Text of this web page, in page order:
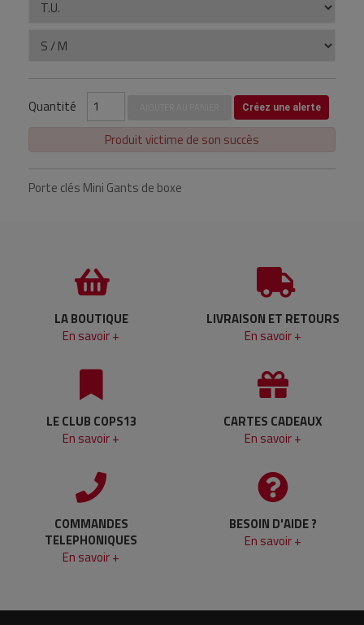
Quantité Créez une alerte
Produit victime de son succès
Porte clés Mini Gants de boxe
LA BOUTIQUE
En savoir +
LIVRAISON ET RETOURS
En savoir +
LE CLUB COPS13
En savoir +
CARTES CADEAUX
En savoir +
COMMANDES
TELEPHONIQUES
En savoir +
BESOIN D'AIDE ?
En savoir +